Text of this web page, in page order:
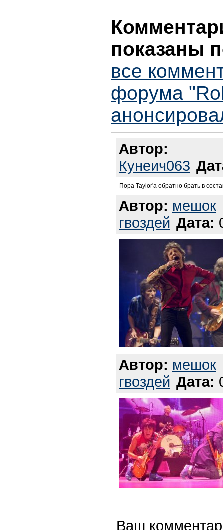
показаны
все
форума
Автор:
Кунеич063
Пора Taylor'а обратно брать в
Автор: мешок
гвоздей Дата:
Автор: мешок
гвоздей Дата:
Ваш